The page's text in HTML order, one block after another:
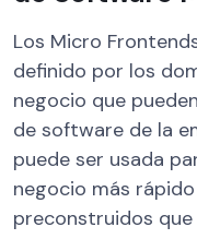
Los Micro
definido por los
negocio que
de software de la
puede ser usada
negocio más
preconstruidos